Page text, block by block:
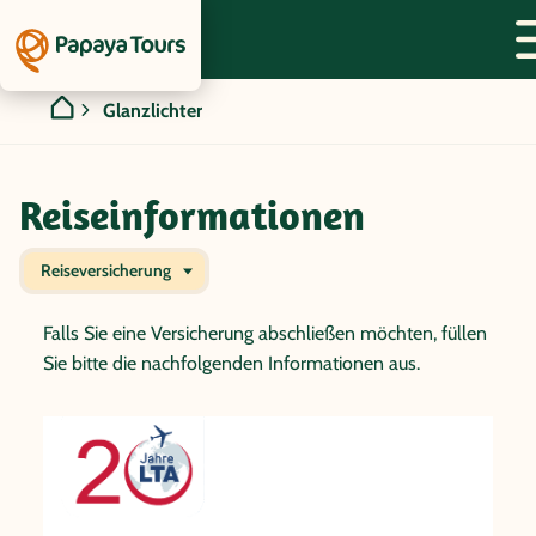
Glanzlichter
Reiseinformationen
Reiseversicherung
Falls Sie eine Versicherung abschließen möchten, füllen
Sie bitte die nachfolgenden Informationen aus.